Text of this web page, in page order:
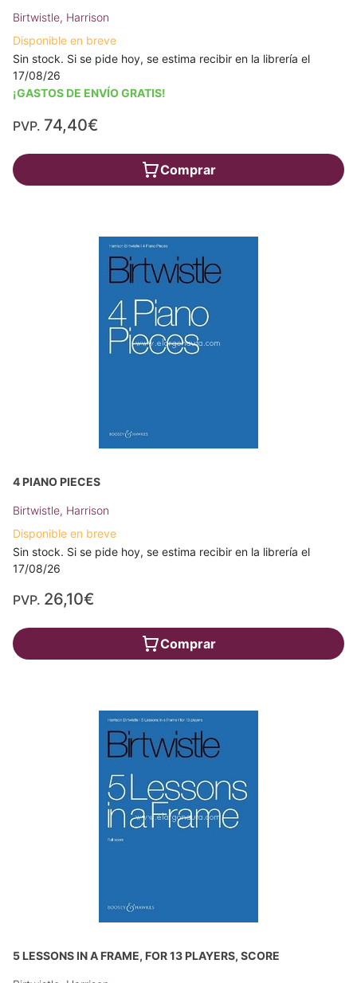
Birtwistle, Harrison
Disponible en breve
Sin stock. Si se pide hoy, se estima recibir en la librería el
17/08/26
¡GASTOS DE ENVÍO GRATIS!
PVP. 74,40€
Comprar
4 PIANO PIECES
Birtwistle, Harrison
Disponible en breve
Sin stock. Si se pide hoy, se estima recibir en la librería el
17/08/26
PVP. 26,10€
Comprar
5 LESSONS IN A FRAME, FOR 13 PLAYERS, SCORE